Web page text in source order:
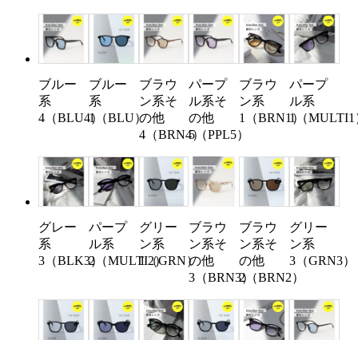
ブルー
系
4（BLU4）
ブルー
系
1（BLU）
ブラウ
ン系そ
の他
4（BRN4）
パープ
ル系そ
の他
5（PPL5）
ブラウ
ン系
1（BRN1）
パープ
ル系
1（MULTI1
グレー
系
3（BLK3）
パープ
ル系
2（MULTI2）
グリー
ン系
1（GRN）
ブラウ
ン系そ
の他
3（BRN3）
ブラウ
ン系そ
の他
2（BRN2）
グリー
ン系
3（GRN3）